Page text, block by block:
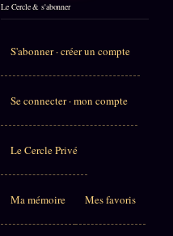
Le Cercle & s'abonner
S'abonner · créer un compte
Se connecter · mon compte
Le Cercle Privé
Ma mémoire Mes favoris